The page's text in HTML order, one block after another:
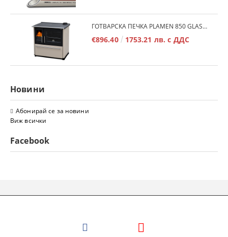
ГОТВАРСКА ПЕЧКА PLAMEN 850 GLAS 11KW
€896.40 1753.21 лв. с ДДС
Новини
Абонирай се за новини
Виж всички
Facebook